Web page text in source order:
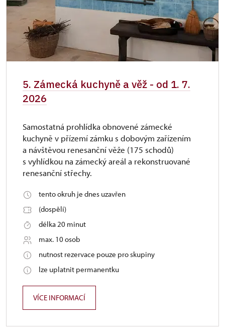
5. Zámecká kuchyně a věž - od 1. 7.
2026
Samostatná prohlídka obnovené zámecké
kuchyně v přízemí zámku s dobovým zařízením
a návštěvou renesanční věže (175 schodů)
s vyhlídkou na zámecký areál a rekonstruované
renesanční střechy.
tento okruh je dnes uzavřen
(dospělí)
délka 20 minut
max. 10 osob
nutnost rezervace pouze pro skupiny
lze uplatnit permanentku
VÍCE INFORMACÍ